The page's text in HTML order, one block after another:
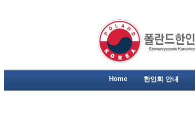
Home 한인회 안내